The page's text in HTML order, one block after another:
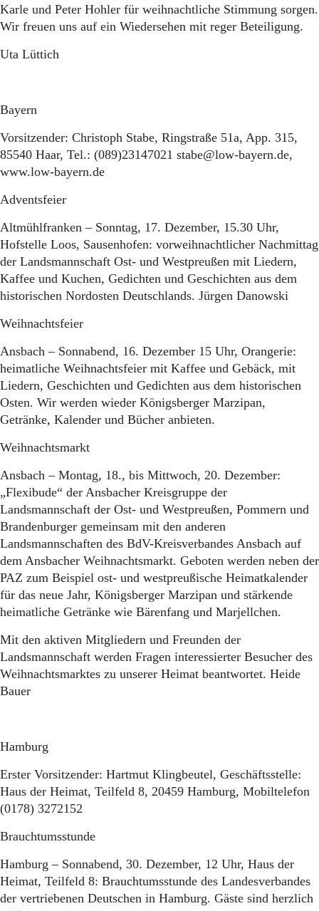
Karle und Peter Hohler für weihnachtliche Stimmung sorgen.
Wir freuen uns auf ein Wiedersehen mit reger Beteiligung.
Uta Lüttich
Bayern
Vorsitzender: Christoph Stabe, Ringstraße 51a, App. 315,
85540 Haar, Tel.: (089)23147021 stabe@low-bayern.de,
www.low-bayern.de
Adventsfeier
Altmühlfranken – Sonntag, 17. Dezember, 15.30 Uhr,
Hofstelle Loos, Sausenhofen: vorweihnachtlicher Nachmittag
der Landsmannschaft Ost- und Westpreußen mit Liedern,
Kaffee und Kuchen, Gedichten und Geschichten aus dem
historischen Nordosten Deutschlands. Jürgen Danowski
Weihnachtsfeier
Ansbach – Sonnabend, 16. Dezember 15 Uhr, Orangerie:
heimatliche Weihnachtsfeier mit Kaffee und Gebäck, mit
Liedern, Geschichten und Gedichten aus dem historischen
Osten. Wir werden wieder Königsberger Marzipan,
Getränke, Kalender und Bücher anbieten.
Weihnachtsmarkt
Ansbach – Montag, 18., bis Mittwoch, 20. Dezember:
„Flexibude“ der Ansbacher Kreisgruppe der
Landsmannschaft der Ost- und Westpreußen, Pommern und
Brandenburger gemeinsam mit den anderen
Landsmannschaften des BdV-Kreisverbandes Ansbach auf
dem Ansbacher Weihnachtsmarkt. Geboten werden neben der
PAZ zum Beispiel ost- und westpreußische Heimatkalender
für das neue Jahr, Königsberger Marzipan und stärkende
heimatliche Getränke wie Bärenfang und Marjellchen.
Mit den aktiven Mitgliedern und Freunden der
Landsmannschaft werden Fragen interessierter Besucher des
Weihnachtsmarktes zu unserer Heimat beantwortet. Heide
Bauer
Hamburg
Erster Vorsitzender: Hartmut Klingbeutel, Geschäftsstelle:
Haus der Heimat, Teilfeld 8, 20459 Hamburg, Mobiltelefon
(0178) 3272152
Brauchtumsstunde
Hamburg – Sonnabend, 30. Dezember, 12 Uhr, Haus der
Heimat, Teilfeld 8: Brauchtumsstunde des Landesverbandes
der vertriebenen Deutschen in Hamburg. Gäste sind herzlich